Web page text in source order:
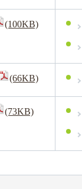
(100KB)
(66KB)
(73KB)